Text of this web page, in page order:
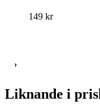
149 kr
›
Liknande i